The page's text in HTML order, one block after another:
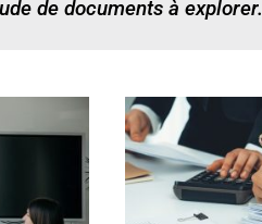
de documents à explorer.